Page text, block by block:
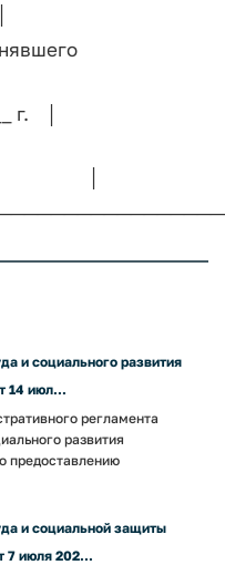
20__ г. │
и социального развития
14 июл...
регламента
развития
предоставлению
и социальной защиты
7 июля 202...